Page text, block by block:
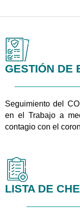
al
GESTIÓN DE
Seguimiento del
en el Trabajo a
contagio con el
LISTA DE